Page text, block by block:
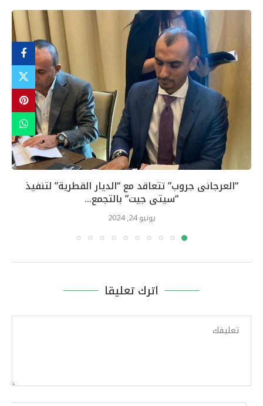
“العرجانى جروب” تتعاقد مع “الديار القطرية” لتنفيذ
“سيتى جيت” بالتجمع...
يونيو 24, 2024
اترك تعليقا